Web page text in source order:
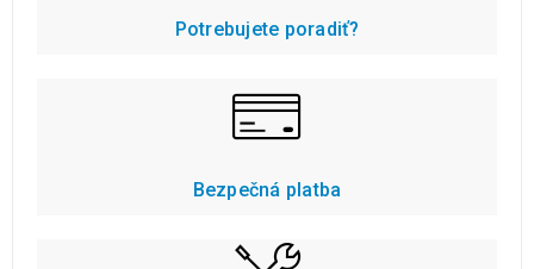
Potrebujete poradiť?
Bezpečná platba